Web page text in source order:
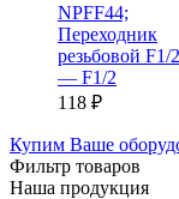
NPFF44;
Переходник
резьбовой F1/2
— F1/2
118 ₽
Купим Ваше
Фильтр товаров
Наша продукция